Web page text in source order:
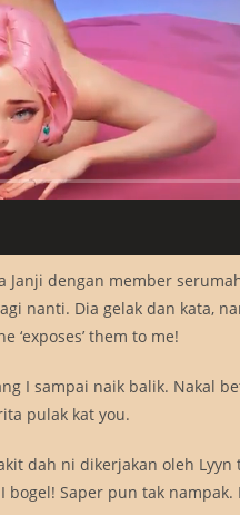
dengan member
nanti. Dia gelak dan kata,
‘exposes’ them to me!
I sampai naik balik. Nakal
pulak kat you.
dah ni dikerjakan oleh
Saper pun tak nampak.